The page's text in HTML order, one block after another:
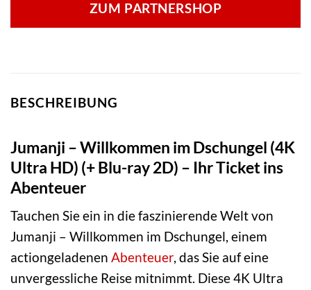
ZUM PARTNERSHOP
BESCHREIBUNG
Jumanji – Willkommen im Dschungel (4K
Ultra HD) (+ Blu-ray 2D) – Ihr Ticket ins
Abenteuer
Tauchen Sie ein in die faszinierende Welt von
Jumanji – Willkommen im Dschungel, einem
actiongeladenen Abenteuer, das Sie auf eine
unvergessliche Reise mitnimmt. Diese 4K Ultra